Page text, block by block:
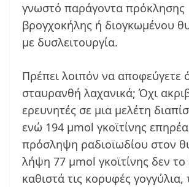
γνωστό παράγοντα πρόκλησης
βρογχοκήλης ή διογκωμένου
με δυσλειτουργία.
Πρέπει λοιπόν να αποφεύγετε
σταυρανθή λαχανικά; Όχι
ερευνητές σε μια μελέτη
ενώ 194 μmol γκοϊτίνης
πρόσληψη ραδιοϊωδίου στον
λήψη 77 μmol γκοϊτίνης δεν
καθιστά τις κορυφές γογγύλια,